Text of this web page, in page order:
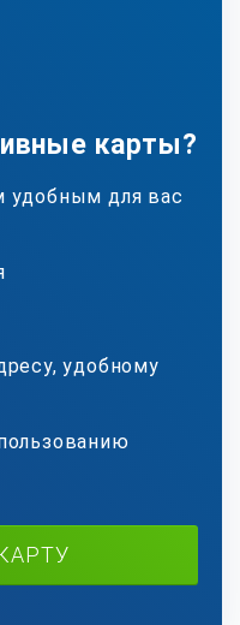
карты?
удобным для вас
удобному